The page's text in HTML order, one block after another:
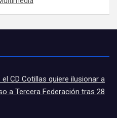
CD Cotillas quiere ilusionar a
a Tercera Federación tras 28